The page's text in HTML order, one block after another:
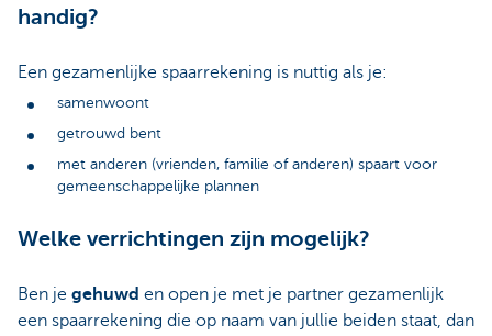
handig?
Een gezamenlijke spaarrekening is nuttig als je:
samenwoont
getrouwd bent
met anderen (vrienden, familie of anderen) spaart voor
gemeenschappelijke plannen
Welke verrichtingen zijn mogelijk?
Ben je gehuwd en open je met je partner gezamenlijk
een spaarrekening die op naam van jullie beiden staat, dan